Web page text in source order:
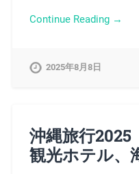
Continue Reading →
2025年8月8日
沖縄旅行2025
観光ホテル、